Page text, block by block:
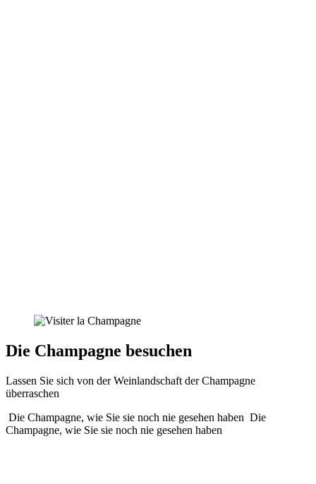
Die Champagne besuchen
Lassen Sie sich von der Weinlandschaft der Champagne
überraschen
Die Champagne, wie Sie sie noch nie gesehen haben Die
Champagne, wie Sie sie noch nie gesehen haben